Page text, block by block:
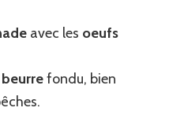
avec les oeufs
beurrefondu, bien